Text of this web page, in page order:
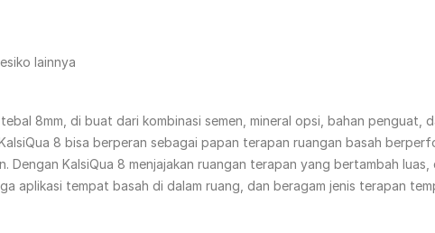
lainnya
8mm, di buat dari kombinasi semen, mineral opsi, bahan penguat,
8 bisa berperan sebagai papan terapan ruangan basah
KalsiQua 8 menjajakan ruangan terapan yang bertambah luas,
aplikasi tempat basah di dalam ruang, dan beragam jenis terapan